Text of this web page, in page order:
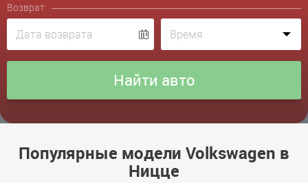
Возврат
Популярные модели Volkswagen в
Ницце